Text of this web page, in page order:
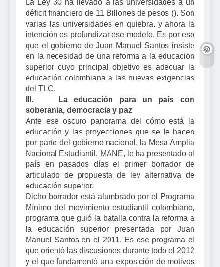
La Ley 30 ha llevado a las universidades a un
déficit financiero de 11 Billones de pesos (). Son
varias las universidades en quiebra, y ahora la
intención es profundizar ese modelo. Es por eso
que el gobierno de Juan Manuel Santos insiste
en la necesidad de una reforma a la educación
superior cuyo principal objetivo es adecuar la
educación colombiana a las nuevas exigencias
del TLC.
III. La educación para un país con
soberanía, democracia y paz
Ante ese oscuro panorama del cómo está la
educación y las proyecciones que se le hacen
por parte del gobierno nacional, la Mesa Amplia
Nacional Estudiantil, MANE, le ha presentado al
país en pasados días el primer borrador de
articulado de propuesta de ley alternativa de
educación superior.
Dicho borrador está alumbrado por el Programa
Mínimo del movimiento estudiantil colombiano,
programa que guió la batalla contra la reforma a
la educación superior presentada por Juan
Manuel Santos en el 2011. Es ese programa el
que orientó las discusiones durante todo el 2012
y el que fundamentó una exposición de motivos